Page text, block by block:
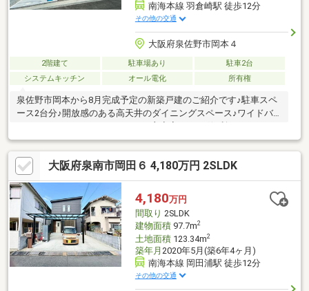
南海本線 羽倉崎駅 徒歩12分
その他の交通
大阪府泉佐野市岡本４
2階建て 駐車場あり
駐車2台
システムキッチン
オール電化 所有権
泉佐野市岡本から8月完成予定の新築戸建のご紹介です♪駐車スペ
ース2台分♪開放感のある高天井のダイニングスペース♪ワイドバ
勝手口♪是非一度ご内覧されてみてはいかがでしょうか♪お問い合
わせお待ちしております♪*******************※瑕疵保険：10年
地盤保障：20年 防蟻保証：10年 無料点検：3階※EV充電コンセ
ント・１階シャッター全室網戸付き※ＺＥＨ水準住宅、性能評価
書取得（耐震等級３）、省令準耐火建物
大阪府泉南市岡田６ 4,180万円 2SLDK
4,180万円
間取り 2SLDK
建物面積97.7m2
土地面積123.34m2
築年月 2020年5月(築6年4ヶ月)
南海本線 岡田浦駅 徒歩12分
その他の交通